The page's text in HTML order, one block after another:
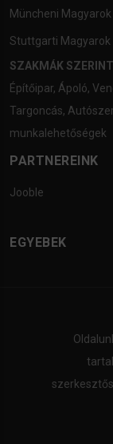
Müncheni Magyarok
Stuttgarti Magyarok
SZAKMÁK
Építőipar, Ápoló,
Targoncás,
munkalehetőségek
PARTNEREINK
Jooble
EGYEBEK